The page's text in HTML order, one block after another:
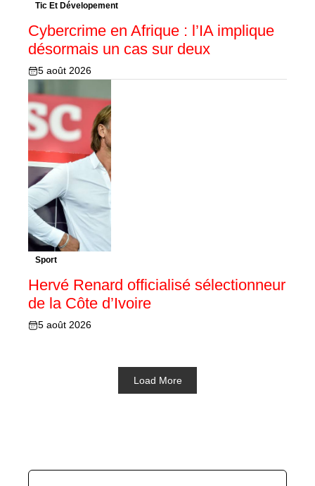
Tic Et Dévelopement
Cybercrime en Afrique : l’IA implique
désormais un cas sur deux
5 août 2026
Sport
Hervé Renard officialisé sélectionneur
de la Côte d’Ivoire
5 août 2026
Load More